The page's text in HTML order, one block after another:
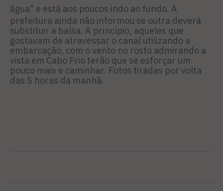
água" e está aos poucos indo ao fundo. A
prefeitura ainda não informou se outra deverá
substituir a balsa. A princípio, aqueles que
gostavam de atravessar o canal utilizando a
embarcação, com o vento no rosto admirando a
vista em Cabo Frio terão que se esforçar um
pouco mais e caminhar. Fotos tiradas por volta
das 5 horas da manhã.